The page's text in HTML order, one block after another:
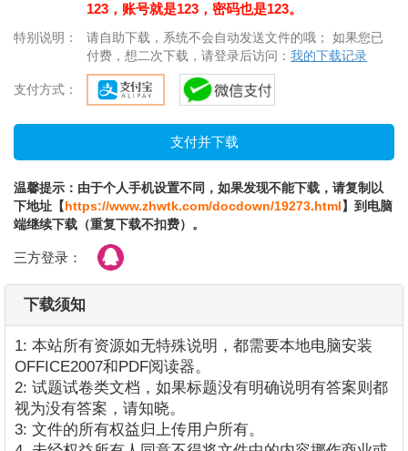
123，账号就是123，密码也是123。
特别说明：
请自助下载，系统不会自动发送文件的哦； 如果您已
付费，想二次下载，请登录后访问： 我的下载记录
支付方式：
温馨提示：由于个人手机设置不同，如果发现不能下载，请复制以
下地址【https://www.zhwtk.com/docdown/19273.html】到电脑
端继续下载（重复下载不扣费）。
三方登录：
下载须知
1: 本站所有资源如无特殊说明，都需要本地电脑安装
OFFICE2007和PDF阅读器。
2: 试题试卷类文档，如果标题没有明确说明有答案则都
视为没有答案，请知晓。
3: 文件的所有权益归上传用户所有。